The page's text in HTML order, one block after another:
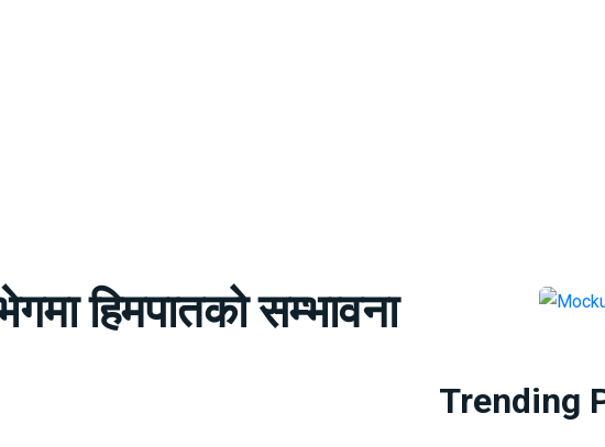
हिमपातको सम्भावना
Trending